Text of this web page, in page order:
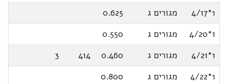
1*4/17
מגורים ג
0.625
1*4/20
מגורים ג
0.550
1*4/21
מגורים ג 0.460
414
3
1*4/22
מגורים ג
0.800